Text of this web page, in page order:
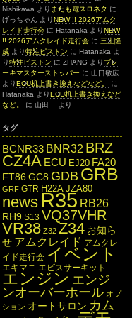
Nishikawa より またも電スロネタ に
げっちゃん
よりNEW !! 2026アムク
レイド走行会 に Hatanaka よりNEW
!! 2026アムクレイド走行会 に 三上隆
成 より特注ピストン に Hatanaka よ
り特注ピストン に ZHANG より ブレ
ーキマスターストッパー に 山口敏広
よりECU机上書き換えなどなど。
に
Hatanaka よりECU机上書き換えなど
など。
に 山田 より
タグ
BCNR33 BNR32 BRZ
CZ4A ECU EJ20 FA20
FT86 GC8 GDB GRB
GRF GTR H22A JZA80
news R35 RB26
RH9 S13 VQ37VHR
VR38 Z32 Z34 お知ら
せ アムクレイド アムクレ
イド走行会 イベント
エキマニ エビスサーキット
エンジン エンジ
ンオーバーホール オプ
ション オートサロン カム